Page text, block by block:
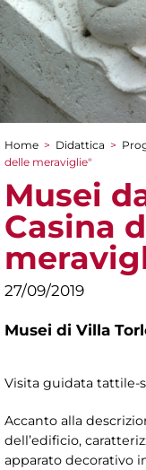
Tu sei qui
Home > Didattica >
delle meraviglie"
Musei
Casina
27/09/2019
Musei di Villa
Visita guidata tattile-
Accanto alla
dell’edificio,
apparato decorativo